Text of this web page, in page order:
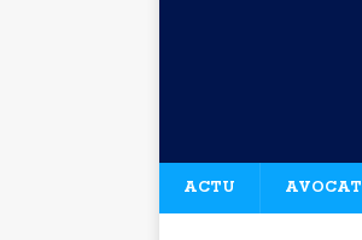
ACTU AVOCAT